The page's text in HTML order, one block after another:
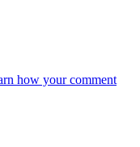
how your comment